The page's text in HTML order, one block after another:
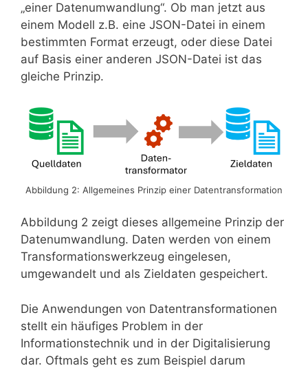
„einer Datenumwandlung“. Ob man jetzt aus
einem Modell z.B. eine JSON-Datei in einem
bestimmten Format erzeugt, oder diese Datei
auf Basis einer anderen JSON-Datei ist das
gleiche Prinzip.
Abbildung 2: Allgemeines Prinzip einer Datentransformation
Abbildung 2 zeigt dieses allgemeine Prinzip der
Datenumwandlung. Daten werden von einem
Transformationswerkzeug eingelesen,
umgewandelt und als Zieldaten gespeichert.
Die Anwendungen von Datentransformationen
stellt ein häufiges Problem in der
Informationstechnik und in der Digitalisierung
dar. Oftmals geht es zum Beispiel darum